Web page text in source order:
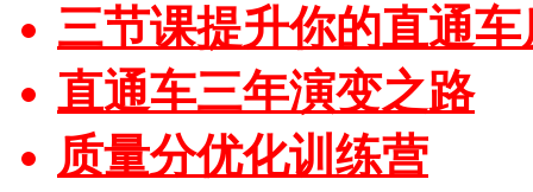
三节课提升你的直通
直通车三年演变之路
质量分优化训练营